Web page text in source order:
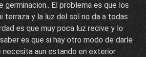
germinacion.. El problema es que los
terraza y la luz del sol no da a todas
es que muy poca luz recive y lo
es que si hay otro modo de darle
necesita aun estando en exterior